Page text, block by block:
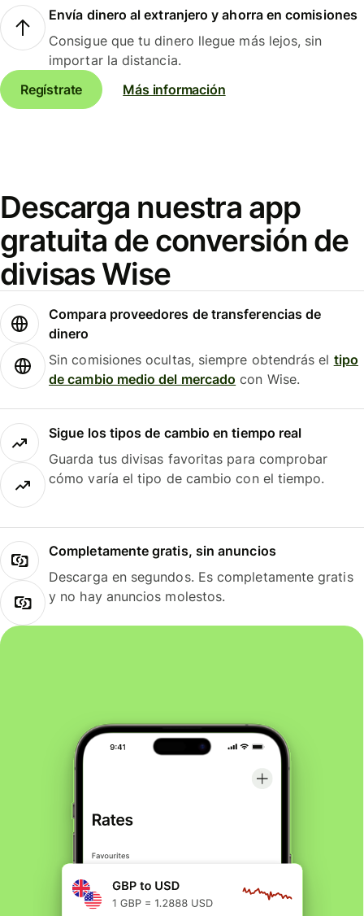
Envía dinero al extranjero y ahorra en comisiones
Consigue que tu dinero llegue más lejos, sin
importar la distancia.
Regístrate
Más información
Descarga nuestra app
gratuita de conversión de
divisas Wise
Compara proveedores de transferencias de
dinero
Sin comisiones ocultas, siempre obtendrás el tipo
de cambio medio del mercado con Wise.
Sigue los tipos de cambio en tiempo real
Guarda tus divisas favoritas para comprobar
cómo varía el tipo de cambio con el tiempo.
Completamente gratis, sin anuncios
Descarga en segundos. Es completamente gratis
y no hay anuncios molestos.